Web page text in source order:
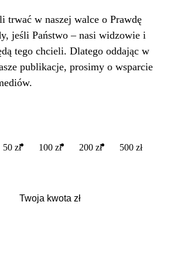
trwać w naszej walce o Prawdę
jeśli Państwo – nasi widzowie i
tego chcieli. Dlatego oddając w
publikacje, prosimy o wsparcie
50 zł 100 zł 200 zł 500 zł